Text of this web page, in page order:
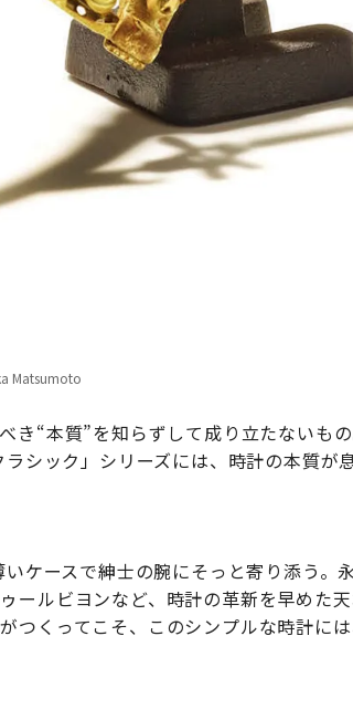
Matsumoto
“本質”を知らずして成り立たないもの
シック」シリーズには、時計の本質が
ケースで紳士の腕にそっと寄り添う。
ールビヨンなど、時計の革新を早めた
つくってこそ、このシンプルな時計には